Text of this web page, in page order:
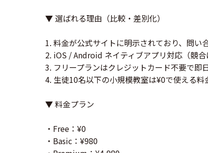
▼ 選ばれる理由（比較・差別化）
1. 料金が公式サイトに明示されており、問い
2. iOS / Android ネイティブアプリ対応（競合
3. フリープランはクレジットカード不要で即
4. 生徒10名以下の小規模教室は¥0で使える料
▼ 料金プラン
・Free：¥0
・Basic：¥980